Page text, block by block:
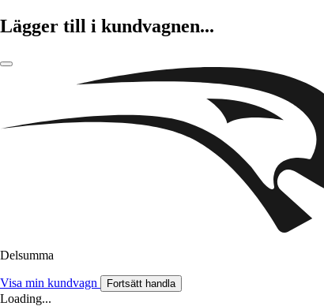
Lägger till i kundvagnen...
Delsumma
Visa min kundvagn Fortsätt handla
Loading...